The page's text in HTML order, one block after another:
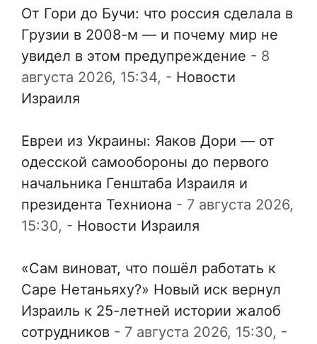
От Гори до Бучи: что россия сделала в
Грузии в 2008-м — и почему мир не
увидел в этом предупреждение - 8
августа 2026, 15:34, - Новости
Израиля
Евреи из Украины: Яаков Дори — от
одесской самообороны до первого
начальника Генштаба Израиля и
президента Техниона - 7 августа 2026,
15:30, - Новости Израиля
«Сам виноват, что пошёл работать к
Саре Нетаньяху?» Новый иск вернул
Израиль к 25-летней истории жалоб
сотрудников - 7 августа 2026, 15:30, -